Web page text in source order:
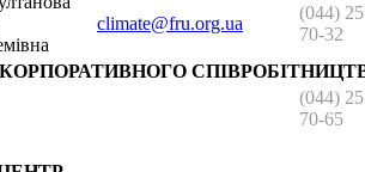
climate@fru.org.ua
(044)
70-32
(044)
70-65